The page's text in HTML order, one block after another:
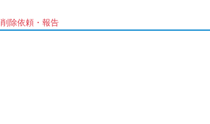
削除依頼・報告